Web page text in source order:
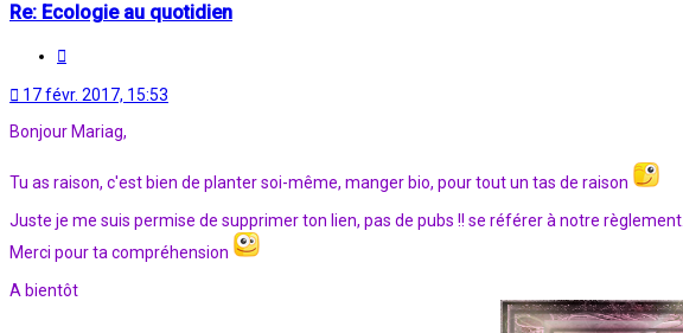
Re: Ecologie au quotidien
17 févr. 2017, 15:53
Bonjour Mariag,
Tu as raison, c'est bien de planter soi-même, manger bio, pour tout un tas de raison
Juste je me suis permise de supprimer ton lien, pas de pubs !! se référer à notre règlement.
Merci pour ta compréhension
A bientôt